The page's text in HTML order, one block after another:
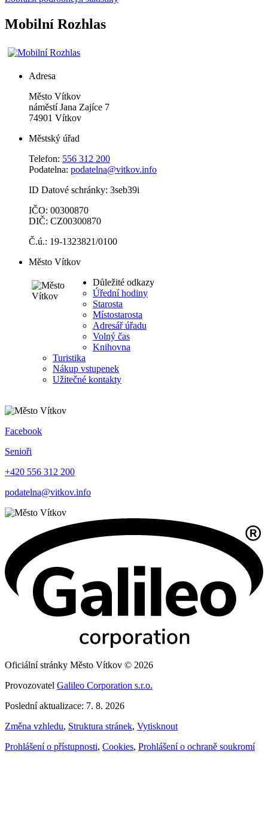
Mobilní Rozhlas
Adresa
Město Vítkov
náměstí Jana Zajíce 7
74901 Vítkov
Městský úřad
Telefon: 556 312 200
Podatelna: podatelna@vitkov.info
ID Datové schránky: 3seb39i
IČO: 00300870
DIČ: CZ00300870
Č.ú.: 19-1323821/0100
Město Vítkov
Důležité odkazy
Úřední hodiny
Starosta
Místostarosta
Adresář úřadu
Volný čas
Knihovna
Turistika
Nákup vstupenek
Užitečné kontakty
Facebook
Senioři
+420 556 312 200
podatelna@vitkov.info
Oficiální stránky Město Vítkov © 2026
Provozovatel Galileo Corporation s.r.o.
Poslední aktualizace: 7. 8. 2026
Změna vzhledu, Struktura stránek, Vytisknout
Prohlášení o přístupnosti, Cookies, Prohlášení o ochraně soukromí